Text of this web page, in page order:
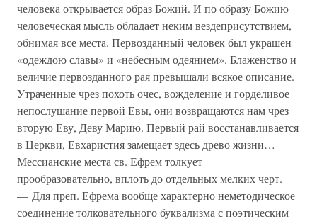
человека открывается образ Божий. И по образу Божию
человеческая мысль обладает неким вездеприсутствием,
обнимая все места. Первозданный человек был украшен
«одеждою славы» и «небесным одеянием». Блаженство и
величие первозданного рая превышали всякое описание.
Утраченные чрез похоть очес, вожделение и горделивое
непослушание первой Евы, они возвращаются нам чрез
вторую Еву, Деву Марию. Первый рай восстанавливается
в Церкви, Евхаристия замещает здесь древо жизни…
Мессианские места св. Ефрем толкует
прообразовательно, вплоть до отдельных мелких черт.
— Для преп. Ефрема вообще характерно неметодическое
соединение толковательного буквализма с поэтическим